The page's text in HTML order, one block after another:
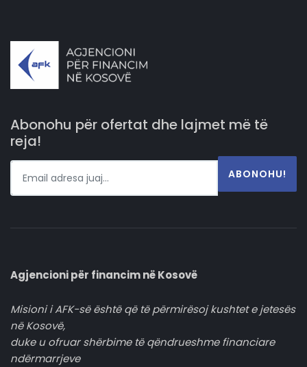
Abonohu për ofertat dhe lajmet më të
reja!
ABONOHU!
Agjencioni për financim në Kosovë
Misioni i AFK-së është që të përmirësoj kushtet e jetesës
në Kosovë,
duke u ofruar shërbime të qëndrueshme financiare
ndërmarrjeve